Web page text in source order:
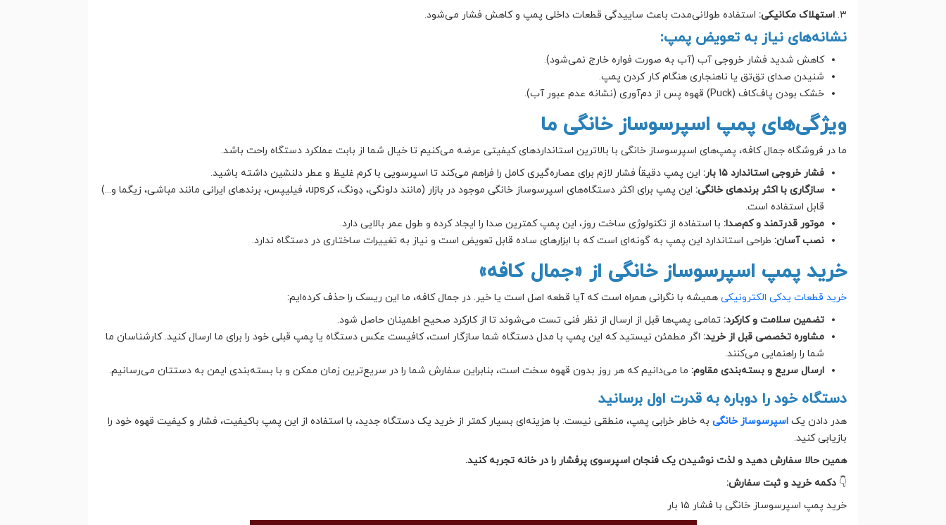
۳. استهلاک مکانیکی: استفاده طولانی‌مدت باعث ساییدگی قطعات داخلی پمپ و کاهش فشار می‌شود.
نشانه‌های نیاز به تعویض پمپ:
کاهش شدید فشار خروجی آب (آب به صورت فواره خارج نمی‌شود).
شنیدن صدای تق‌تق یا ناهنجاری هنگام کار کردن پمپ.
خشک بودن پاف‌کاف (Puck) قهوه پس از دم‌آوری (نشانه عدم عبور آب).
ویژگی‌های پمپ اسپرسوساز خانگی ما
ما در فروشگاه جمال کافه، پمپ‌های اسپرسوساز خانگی با بالاترین استانداردهای کیفیتی عرضه می‌کنیم تا خیال شما از بابت عملکرد دستگاه راحت باشد.
فشار خروجی استاندارد ۱۵ بار:
این پمپ دقیقاً فشار لازم برای عصاره‌گیری کامل را فراهم می‌کند تا اسپرسویی با کرم غلیظ و عطر دلنشین داشته باشید.
سازگاری با اکثر برندهای خانگی:
این پمپ برای اکثر دستگاه‌های اسپرسوساز خانگی موجود در بازار (مانند دلونگی، دِونگ، کرups، فیلیپس، برندهای ایرانی مانند مباشی، زیگما و...)
قابل استفاده است.
موتور قدرتمند و کم‌صدا: با استفاده از تکنولوژی ساخت روز، این پمپ کمترین صدا را ایجاد کرده و طول عمر بالایی دارد.
نصب آسان: طراحی استاندارد این پمپ به گونه‌ای است که با ابزارهای ساده قابل تعویض است و نیاز به تغییرات ساختاری در دستگاه ندارد.
خرید پمپ اسپرسوساز خانگی از «جمال کافه»
خرید قطعات یدکی الکترونیکیهمیشه با نگرانی همراه است که آیا قطعه اصل است یا خیر. در جمال کافه، ما این ریسک را حذف کرده‌ایم:
تضمین سلامت و کارکرد: تمامی پمپ‌ها قبل از ارسال از نظر فنی تست می‌شوند تا از کارکرد صحیح اطمینان حاصل شود.
مشاوره تخصصی قبل از خرید: اگر مطمئن نیستید که این پمپ با مدل دستگاه شما سازگار است، کافیست عکس دستگاه یا پمپ قبلی خود را برای ما ارسال کنید. کارشناسان ما
شما را راهنمایی می‌کنند.
ارسال سریع و بسته‌بندی مقاوم: ما می‌دانیم که هر روز بدون قهوه سخت است، بنابراین سفارش شما را در سریع‌ترین زمان ممکن و با بسته‌بندی ایمن به دستتان می‌رسانیم.
دستگاه خود را دوباره به قدرت اول برسانید
هدر دادن یک اسپرسوساز خانگیبه خاطر خرابی پمپ، منطقی نیست. با هزینه‌ای بسیار کمتر از خرید یک دستگاه جدید، با استفاده از این پمپ باکیفیت، فشار و کیفیت قهوه خود را
بازیابی کنید.
همین حالا سفارش دهید و لذت نوشیدن یک فنجان اسپرسوی پرفشار را در خانه تجربه کنید.
👇 دکمه خرید و ثبت سفارش:
خرید پمپ اسپرسوساز خانگی با فشار ۱۵ بار